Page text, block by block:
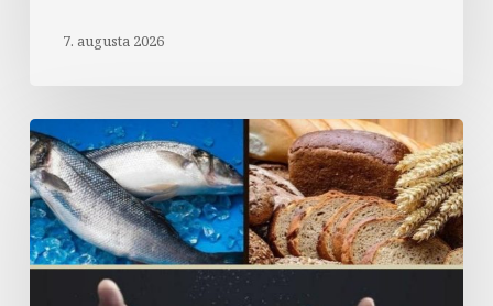
7. augusta 2026
Komentár
k
textom
na
18.
nedeľu